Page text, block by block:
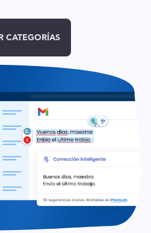
CATEGORÍAS